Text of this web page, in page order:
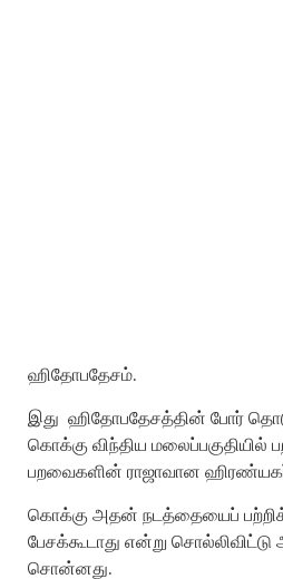
ஹிதோபதேசம்.
இது ஹிதோபதேசத்தின் போர்
கொக்கு விந்திய
பறவைகளின் ராஜாவான
கொக்கு அதன் நடத்தையைப் பற்றிக்
பேசக்கூடாது என்று
சொன்னது.